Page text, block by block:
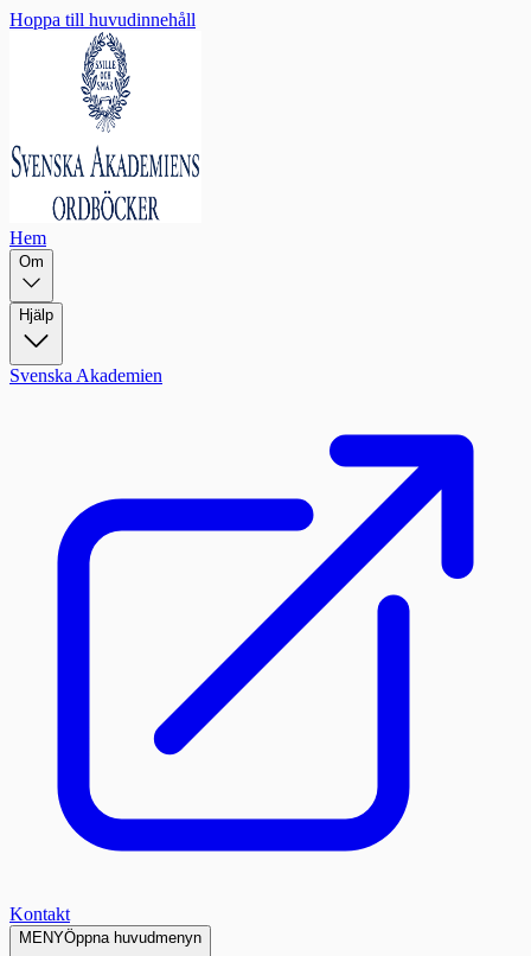
Hoppa till huvudinnehåll
Hem
Om
Hjälp
Svenska Akademien
Kontakt
MENYÖppna huvudmenyn